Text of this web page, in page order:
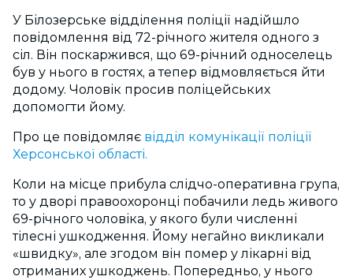
У Білозерське відділення поліції надійшло
повідомлення від 72-річного жителя одного з
сіл. Він поскаржився, що 69-річний односелець
був у нього в гостях, а тепер відмовляється йти
додому. Чоловік просив поліцейських
допомогти йому.
Про це повідомляє відділ комунікації поліції
Херсонської області.
Коли на місце прибула слідчо-оперативна група,
то у дворі правоохоронці побачили ледь живого
69-річного чоловіка, у якого були численні
тілесні ушкодження. Йому негайно викликали
«швидку», але згодом він помер у лікарні від
отриманих ушкоджень. Попередньо, у нього